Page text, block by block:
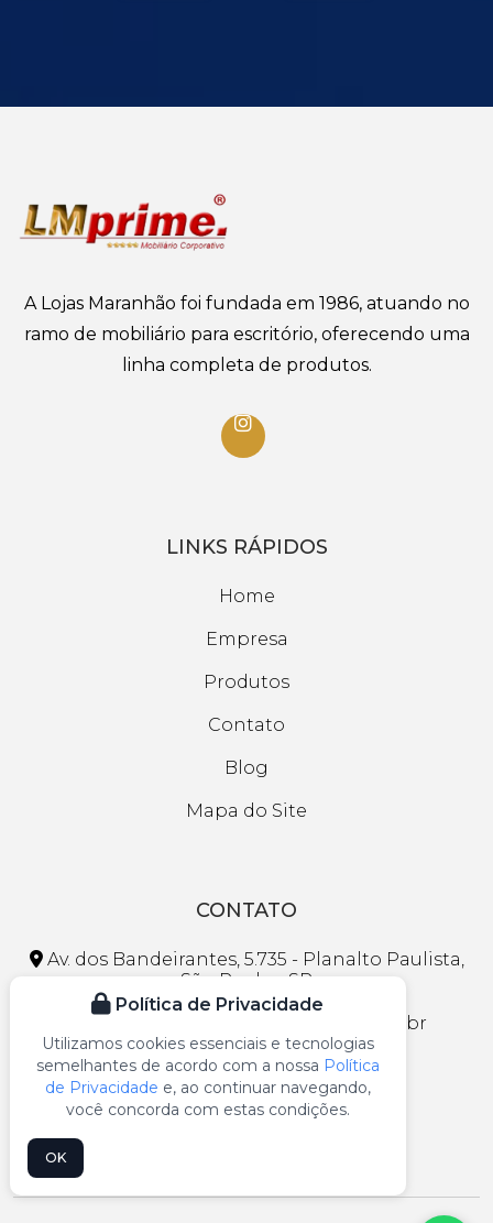
A Lojas Maranhão foi fundada em 1986, atuando no
ramo de mobiliário para escritório, oferecendo uma
linha completa de produtos.
LINKS RÁPIDOS
Home
Empresa
Produtos
Contato
Blog
Mapa do Site
CONTATO
Av. dos Bandeirantes, 5.735 - Planalto Paulista,
São Paulo - SP
faleconosco@lojasmaranhao.com.br
(11) 3297-1013
(11) 99109-5541
Política de Privacidade
Utilizamos cookies essenciais e tecnologias
semelhantes de acordo com a nossa Política
de Privacidade e, ao continuar navegando,
você concorda com estas condições.
OK